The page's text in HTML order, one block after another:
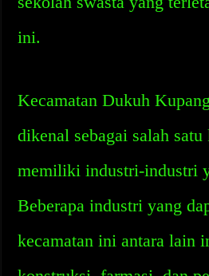
ini.
Kecamatan Dukuh
dikenal sebagai salah satu
memiliki industri-industri
Beberapa industri yang
kecamatan ini antara lain